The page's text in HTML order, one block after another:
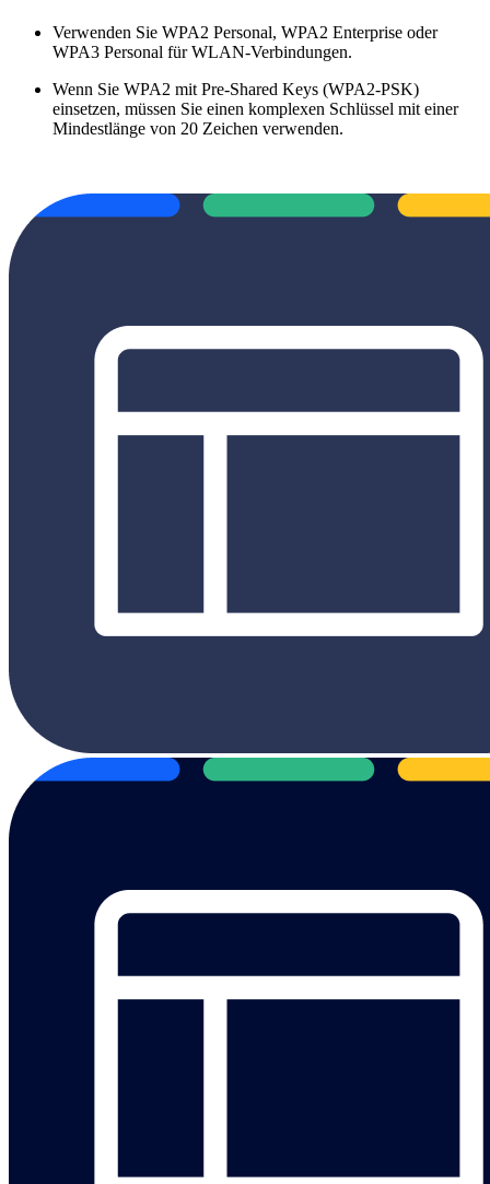
Verwenden Sie WPA2 Personal, WPA2 Enterprise oder
WPA3 Personal für WLAN-Verbindungen.
Wenn Sie WPA2 mit Pre-Shared Keys (WPA2-PSK)
einsetzen, müssen Sie einen komplexen Schlüssel mit einer
Mindestlänge von 20 Zeichen verwenden.